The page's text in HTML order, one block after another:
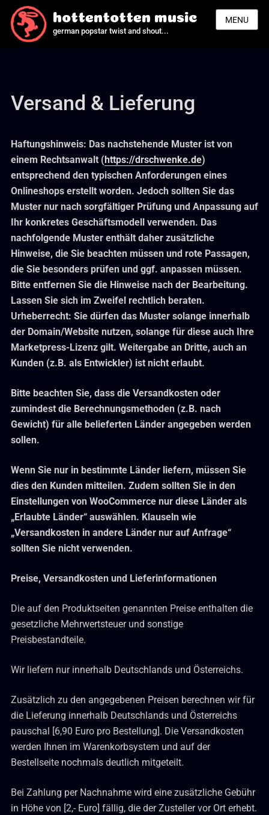
hottentotten music
german popstar twist and shout...
MENU
Versand & Lieferung
Haftungshinweis: Das nachstehende Muster ist von
einem Rechtsanwalt (https://drschwenke.de)
entsprechend den typischen Anforderungen eines
Onlineshops erstellt worden. Jedoch sollten Sie das
Muster nur nach sorgfältiger Prüfung und Anpassung auf
Ihr konkretes Geschäftsmodell verwenden. Das
nachfolgende Muster enthält daher zusätzliche
Hinweise, die Sie beachten müssen und rote Passagen,
die Sie besonders prüfen und ggf. anpassen müssen.
Bitte entfernen Sie die Hinweise nach der Bearbeitung.
Lassen Sie sich im Zweifel rechtlich beraten.
Urheberrecht: Sie dürfen das Muster solange innerhalb
der Domain/Website nutzen, solange für diese auch Ihre
Marketpress-Lizenz gilt. Weitergabe an Dritte, auch an
Kunden (z.B. als Entwickler) ist nicht erlaubt.
Bitte beachten Sie, dass die Versandkosten oder
zumindest die Berechnungsmethoden (z.B. nach
Gewicht) für alle belieferten Länder angegeben werden
sollen.
Wenn Sie nur in bestimmte Länder liefern, müssen Sie
dies den Kunden mitteilen. Zudem sollten Sie in den
Einstellungen von WooCommerce nur diese Länder als
„Erlaubte Länder“ auswählen. Klauseln wie
„Versandkosten in andere Länder nur auf Anfrage“
sollten Sie nicht verwenden.
Preise, Versandkosten und Lieferinformationen
Die auf den Produktseiten genannten Preise enthalten die
gesetzliche Mehrwertsteuer und sonstige
Preisbestandteile.
Wir liefern nur innerhalb Deutschlands und Österreichs.
Zusätzlich zu den angegebenen Preisen berechnen wir für
die Lieferung innerhalb Deutschlands und Österreichs
pauschal [6,90 Euro pro Bestellung]. Die Versandkosten
werden Ihnen im Warenkorbsystem und auf der
Bestellseite nochmals deutlich mitgeteilt.
Bei Zahlung per Nachnahme wird eine zusätzliche Gebühr
in Höhe von [2,- Euro] fällig, die der Zusteller vor Ort erhebt.